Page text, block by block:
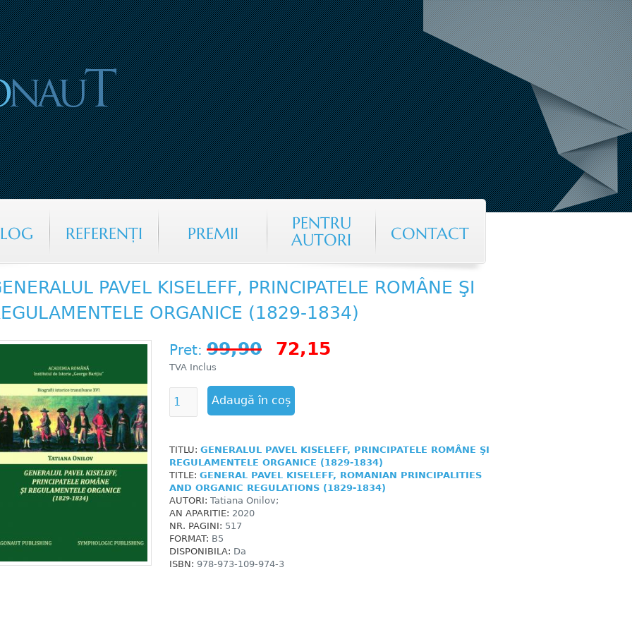
Jump to navigation
REFERENŢI PREMII
PENTRU
AUTORI
CONTACT
PAVEL KISELEFF, PRINCIPATELE ROMÂNE ŞI
ORGANICE (1829-1834)
Pret: 99,90 72,15
TVA Inclus
TITLU: GENERALUL PAVEL KISELEFF, PRINCIPATELE ROMÂNE ŞI
REGULAMENTELE ORGANICE (1829-1834)
TITLE: GENERAL PAVEL KISELEFF, ROMANIAN PRINCIPALITIES
AND ORGANIC REGULATIONS (1829-1834)
AUTORI: Tatiana Onilov;
AN APARITIE: 2020
NR. PAGINI: 517
FORMAT: B5
DISPONIBILA: Da
ISBN: 978-973-109-974-3